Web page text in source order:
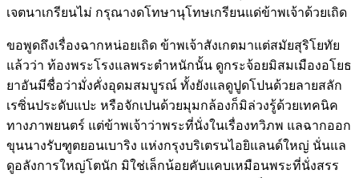
เจตนาเกรียนไม่ กรุณางดโทษานุโทษเกรียนแด่ข้าพเจ้าด้วยเถิด
ขอพูดถึงเรื่องฉากหน่อยเถิด ข้าพเจ้าสังเกตมาแต่สมัยสุริโยทัย
แล้วว่า ท้องพระโรงแลพระตำหนักนั้น ดูกระจ้อยมิสมเมืองอโยธ
ยาอันมีชื่อว่ามั่งคั่งอุดมสมบูรณ์ ทั้งยังแลดูปูดโปนด้วยลายสลัก
เรซิ่นประดับแปะ หรือจักเปนด้วยมุมกล้องก็มิล่วงรู้ด้วยเทคนิค
ทางภาพยนตร์ แต่ข้าพเจ้าว่าพระที่นั่งในเรื่องทวิภพ แลฉากออก
ขุนนางรับฑูตยอนเบาริง แห่งกรุงบริเตรนไอยิแลนด์ใหญ่ นั่นแล
ดูอลังการใหญ่โตนัก มิใช่เล็กน้อยคับแคบเหมือนพระที่นั่งสรร